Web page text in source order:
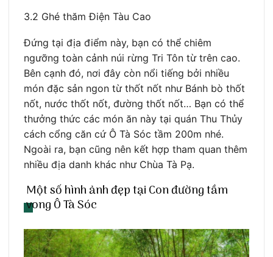
3.2 Ghé thăm Điện Tàu Cao
Đứng tại địa điểm này, bạn có thể chiêm
ngưỡng toàn cảnh núi rừng Tri Tôn từ trên cao.
Bên cạnh đó, nơi đây còn nổi tiếng bởi nhiều
món đặc sản ngon từ thốt nốt như Bánh bò thốt
nốt, nước thốt nốt, đường thốt nốt… Bạn có thể
thưởng thức các món ăn này tại quán Thu Thủy
cách cổng căn cứ Ô Tà Sóc tầm 200m nhé.
Ngoài ra, bạn cũng nên kết hợp tham quan thêm
nhiều địa danh khác như Chùa Tà Pạ.
Một số hình ảnh đẹp tại Con đường tầm
vong Ô Tà Sóc